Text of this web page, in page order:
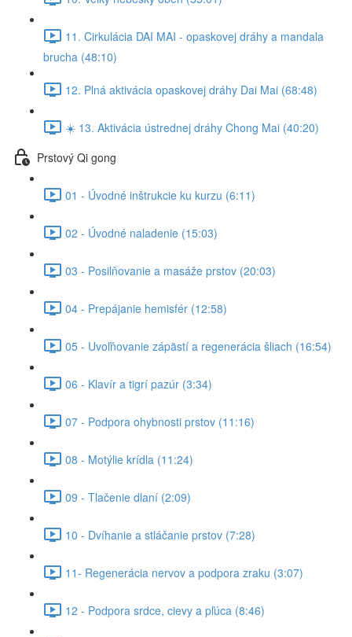
11. Cirkulácia DAI MAI - opaskovej dráhy a mandala
brucha (48:10)
12. Plná aktivácia opaskovej dráhy Dai Mai (68:48)
☀️ 13. Aktivácia ústrednej dráhy Chong Mai (40:20)
Prstový Qi gong
01 - Úvodné inštrukcie ku kurzu (6:11)
02 - Úvodné naladenie (15:03)
03 - Posilňovanie a masáže prstov (20:03)
04 - Prepájanie hemisfér (12:58)
05 - Uvoľňovanie zápästí a regenerácia šliach (16:54)
06 - Klavír a tigrí pazúr (3:34)
07 - Podpora ohybnosti prstov (11:16)
08 - Motýlie krídla (11:24)
09 - Tlačenie dlaní (2:09)
10 - Dvíhanie a stláčanie prstov (7:28)
11- Regenerácia nervov a podpora zraku (3:07)
12 - Podpora srdce, cievy a pľúca (8:46)